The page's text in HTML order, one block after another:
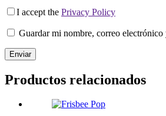
I accept the Privacy Policy
Guardar mi nombre, correo
Enviar
Productos relacionados